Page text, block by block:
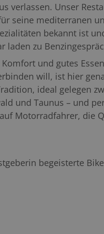
verlassen. Unser
seine mediterranen
bekannt ist
laden zu
und gutes Essen
will, ist hier
ideal gelegen
und Taunus – und
Motorradfahrer, die
begeisterte